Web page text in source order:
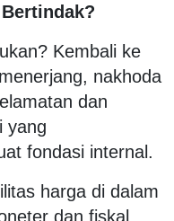
Kembali ke
nakhoda
dan
yang
fondasi internal.
harga di dalam
dan fiskal